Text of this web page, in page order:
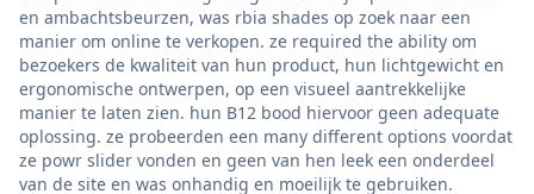
en ambachtsbeurzen, was rbia shades op zoek naar een
manier om online te verkopen. ze required the ability om
bezoekers de kwaliteit van hun product, hun lichtgewicht en
ergonomische ontwerpen, op een visueel aantrekkelijke
manier te laten zien. hun B12 bood hiervoor geen adequate
oplossing. ze probeerden een many different options voordat
ze powr slider vonden en geen van hen leek een onderdeel
van de site en was onhandig en moeilijk te gebruiken.